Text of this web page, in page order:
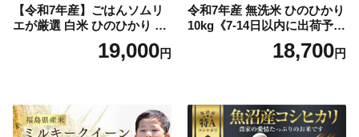
【令和7年産】ごはんソムリ
エが厳選 白米 ひのひかり 10
米 10kg 5kg×2 ひのひかり ブ
19,000円
令和7年産 無洗米 ひのひかり
10kg《7-14日以内に出荷予定
(土日祝除く)》コメ 米 無洗米
令和7年産 高レビュー｜人気
18,700円